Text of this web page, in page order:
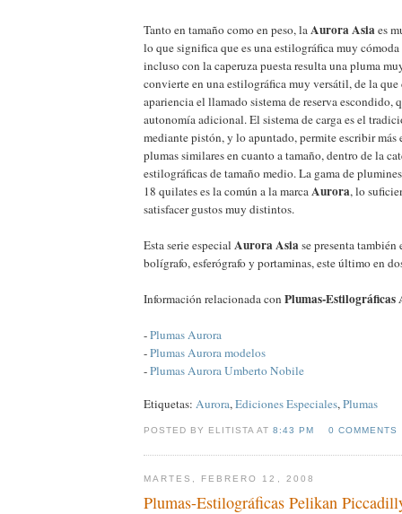
Tanto en tamaño como en peso, laAurora Asiaes
lo que significa que es una estilográfica muy
incluso con la caperuza puesta resulta una pluma
convierte en una estilográfica muy versátil, de la que
apariencia el llamado sistema de reserva escondido,
autonomía adicional. El sistema de carga es el
mediante pistón, y lo apuntado, permite escribir más
plumas similares en cuanto a tamaño, dentro de la
estilográficas de tamaño medio. La gama de
18 quilates es la común a la marcaAurora, lo
satisfacer gustos muy distintos.
Esta serie especial Aurora Asiase presenta
bolígrafo, esferógrafo y portaminas, este último en
Información relacionada con Plumas-
-Plumas Aurora
-Plumas Aurora modelos
-Plumas Aurora Umberto Nobile
Etiquetas: Aurora,Ediciones Especiales,Plumas
POSTED BY ELITISTA AT8:43 PM 0 COMMENTS
MARTES, FEBRERO 12, 2008
Plumas-Estilográficas Pelikan